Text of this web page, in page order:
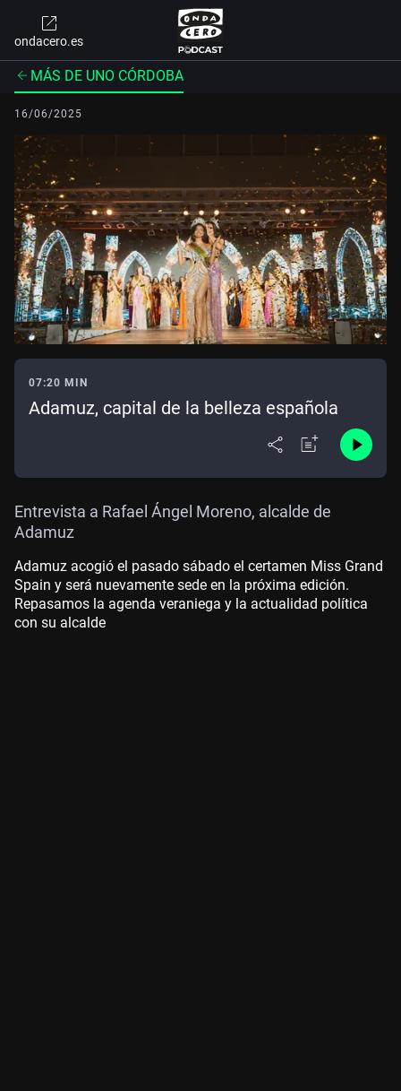
ondacero.es
MÁS DE UNO CÓRDOBA
16/06/2025
07:20 MIN
Adamuz, capital de la belleza española
Entrevista a Rafael Ángel Moreno, alcalde de
Adamuz
Adamuz acogió el pasado sábado el certamen Miss Grand
Spain y será nuevamente sede en la próxima edición.
Repasamos la agenda veraniega y la actualidad política
con su alcalde